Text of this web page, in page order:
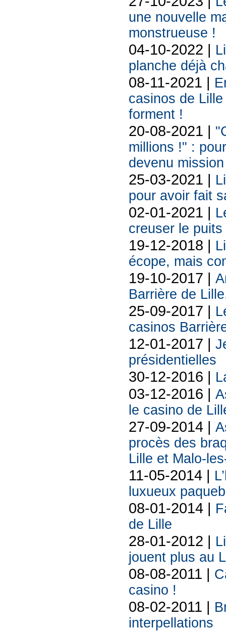
une nouvelle
monstrueuse !
04-10-2022 |
planche déjà
08-11-2021 |
casinos de
forment !
20-08-2021 |
millions !" :
devenu
25-03-2021 |
pour avoir fait
02-01-2021 |
creuser le
19-12-2018 |
écope, mais
19-10-2017 |
Barrière de
25-09-2017 |
casinos
12-01-2017 |
présidentielles
30-12-2016 |
03-12-2016 |
le casino de
27-09-2014 |
procès des
Lille et Malo-
11-05-2014 |
luxueux
08-01-2014 |
de Lille
28-01-2012 |
jouent plus au
08-08-2011 |
casino !
08-02-2011 |
interpellations